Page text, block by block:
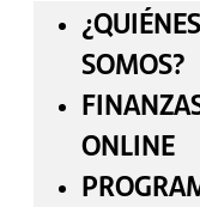
¿QUIÉNES
SOMOS?
ONLINE